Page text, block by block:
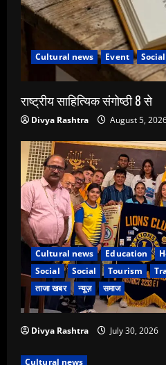
Cultural news Event Social
राष्ट्रीय साहित्यिक संगोष्ठी 8 से
Divya Rashtra August 5,
Cultural news Education
Social
Social Tourism
ताजा खबर
न्यूज़ समाज
Divya Rashtra July 30, 2026
Cultural news